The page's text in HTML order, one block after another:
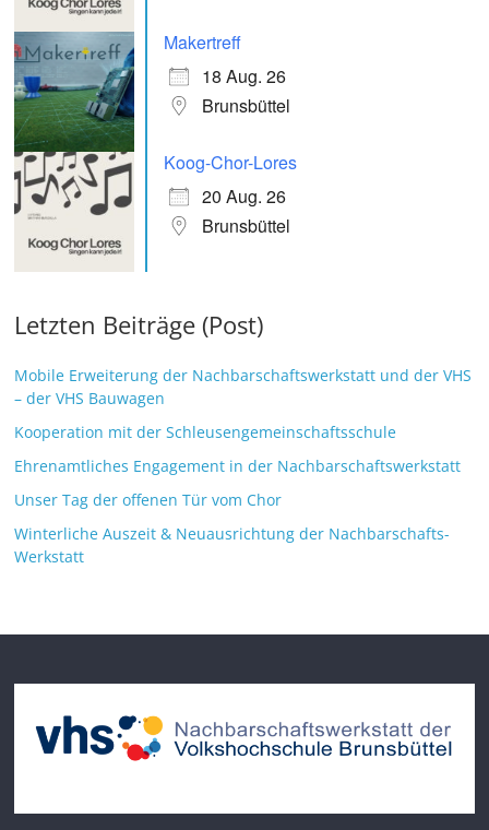
Makertreff
18 Aug. 26
Brunsbüttel
Koog-Chor-Lores
20 Aug. 26
Brunsbüttel
Letzten Beiträge (Post)
Mobile Erweiterung der Nachbarschaftswerkstatt und der VHS
– der VHS Bauwagen
Kooperation mit der Schleusengemeinschaftsschule
Ehrenamtliches Engagement in der Nachbarschaftswerkstatt
Unser Tag der offenen Tür vom Chor
Winterliche Auszeit & Neuausrichtung der Nachbarschafts-
Werkstatt